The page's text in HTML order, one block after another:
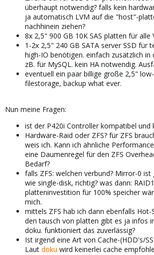
überhaupt notwendig? falls kein
ja automatisch LVM auf die "host"-
nachhinein ziehen?
8x 2,5" 900 GB 10K SAS platten für alle
1-2x 2,5" 240 GB SATA server SSD für
high-IO benötigen. einfach zusätzlich in
zB. für MySQL. kein HA notwendig.
eventuell ein paar billige große 2,5"
filestorage, backup what ever.
Nun meine Fragen:
ist der P420i Controller kompatibel und
Hardware-Raid oder ZFS? für ZFS
weis ich. Kann ich ähnliche
eine Daumenregel für den ZFS
Bedarf?
falls ZFS: welchen verbund? Mirror-0
wie single-disk, richtig? was dann:
platteninvestition für 100% speicher
mich.
mittels ZFS hab ich dann ebenfalls Hot-
den tausch von platten gibt es ja infos
doku. funktioniert das zuverlässig?
Ist irgend eine Art von Cache-(HDD's/
Laut doku wird keinerlei cache